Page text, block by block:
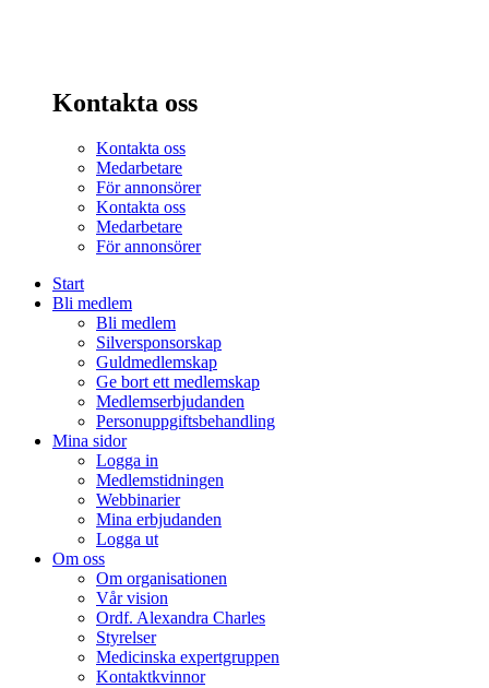
Kontakta oss
Kontakta oss
Medarbetare
För annonsörer
Kontakta oss
Medarbetare
För annonsörer
Start
Bli medlem
Bli medlem
Silversponsorskap
Guldmedlemskap
Ge bort ett medlemskap
Medlemserbjudanden
Personuppgiftsbehandling
Mina sidor
Logga in
Medlemstidningen
Webbinarier
Mina erbjudanden
Logga ut
Om oss
Om organisationen
Vår vision
Ordf. Alexandra Charles
Styrelser
Medicinska expertgruppen
Kontaktkvinnor